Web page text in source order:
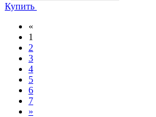
Купить
«
1
2
3
4
5
6
7
»